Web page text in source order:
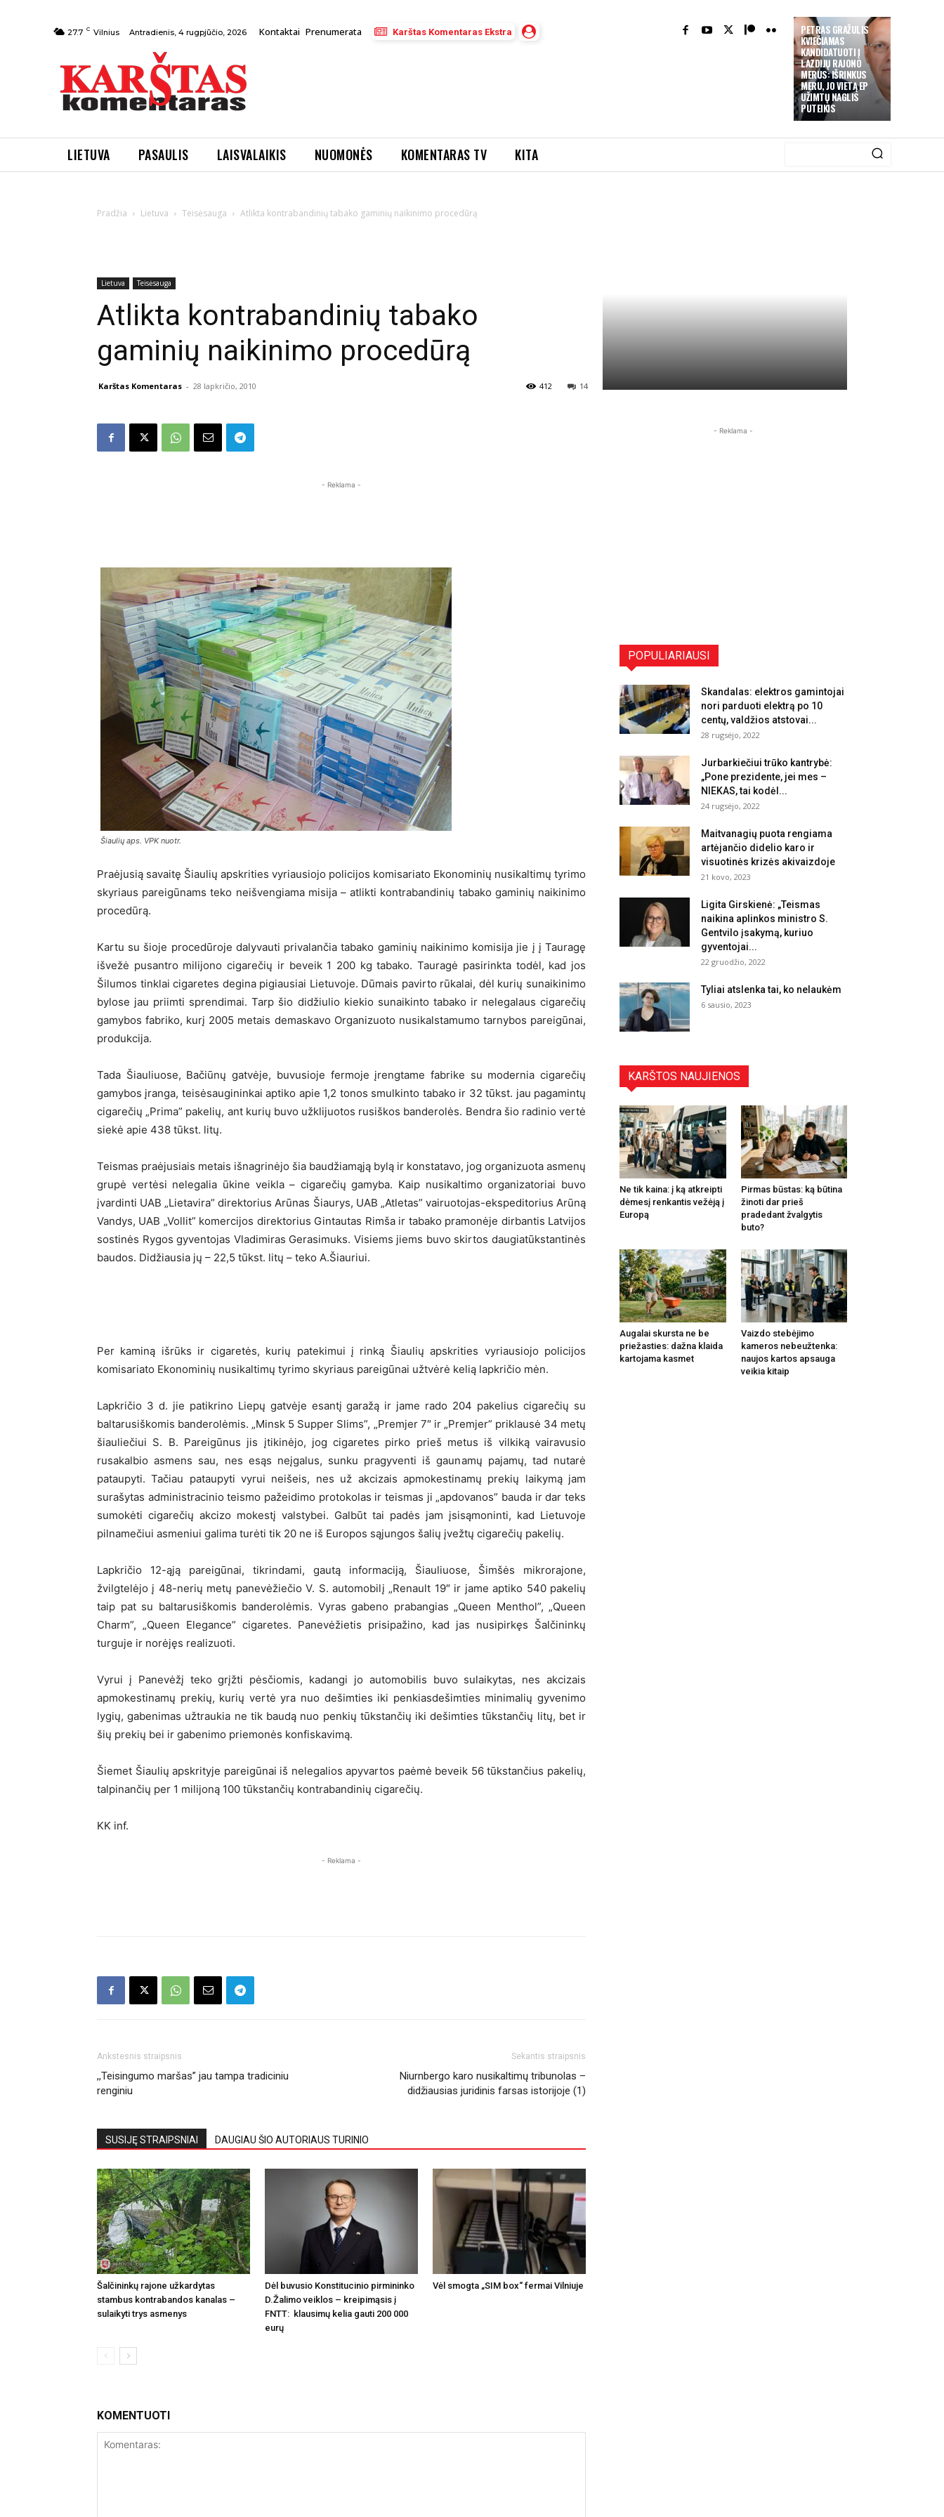
PETRAS GRAŽULIS
KVIEČIAMAS
KANDIDATUOTI Į
LAZDIJŲ RAJONO
MERUS: IŠRINKUS
MERU, JO VIETĄ EP
UŽIMTŲ NAGLIS
PUTEIKIS
27.7 C Vilnius Antradienis, 4 rugpjūčio, 2026 Kontaktai Prenumerata Karštas Komentaras Ekstra
LIETUVA PASAULIS LAISVALAIKIS NUOMONĖS KOMENTARAS TV KITA
Pradžia Lietuva Teisėsauga Atlikta kontrabandinių tabako gaminių naikinimo procedūrą
Lietuva Teisėsauga
Atlikta kontrabandinių tabako
gaminių naikinimo procedūrą
Karštas Komentaras - 28 lapkričio, 2010 14
412
- Reklama -
Šiaulių aps. VPK nuotr.
Praėjusią savaitę Šiaulių apskrities vyriausiojo policijos komisariato Ekonominių nusikaltimų tyrimo
skyriaus pareigūnams teko neišvengiama misija – atlikti kontrabandinių tabako gaminių naikinimo
procedūrą.
Kartu su šioje procedūroje dalyvauti privalančia tabako gaminių naikinimo komisija jie į į Tauragę
išvežė pusantro milijono cigarečių ir beveik 1 200 kg tabako. Tauragė pasirinkta todėl, kad jos
Šilumos tinklai cigaretes degina pigiausiai Lietuvoje. Dūmais pavirto rūkalai, dėl kurių sunaikinimo
bylose jau priimti sprendimai. Tarp šio didžiulio kiekio sunaikinto tabako ir nelegalaus cigarečių
gamybos fabriko, kurį 2005 metais demaskavo Organizuoto nusikalstamumo tarnybos pareigūnai,
produkcija.
Tada Šiauliuose, Bačiūnų gatvėje, buvusioje fermoje įrengtame fabrike su modernia cigarečių
gamybos įranga, teisėsaugininkai aptiko apie 1,2 tonos smulkinto tabako ir 32 tūkst. jau pagamintų
cigarečių „Prima” pakelių, ant kurių buvo užklijuotos rusiškos banderolės. Bendra šio radinio vertė
siekė apie 438 tūkst. litų.
Teismas praėjusiais metais išnagrinėjo šia baudžiamąją bylą ir konstatavo, jog organizuota asmenų
grupė vertėsi nelegalia ūkine veikla – cigarečių gamyba. Kaip nusikaltimo organizatoriai buvo
įvardinti UAB „Lietavira” direktorius Arūnas Šiaurys, UAB „Atletas” vairuotojas-ekspeditorius Arūną
Vandys, UAB „Vollit” komercijos direktorius Gintautas Rimša ir tabako pramonėje dirbantis Latvijos
sostinės Rygos gyventojas Vladimiras Gerasimuks. Visiems jiems buvo skirtos daugiatūkstantinės
baudos. Didžiausia jų – 22,5 tūkst. litų – teko A.Šiauriui.
Per kaminą išrūks ir cigaretės, kurių patekimui į rinką Šiaulių apskrities vyriausiojo policijos
komisariato Ekonominių nusikaltimų tyrimo skyriaus pareigūnai užtvėrė kelią lapkričio mėn.
Lapkričio 3 d. jie patikrino Liepų gatvėje esantį garažą ir jame rado 204 pakelius cigarečių su
baltarusiškomis banderolėmis. „Minsk 5 Supper Slims”, „Premjer 7″ ir „Premjer” priklausė 34 metų
šiauliečiui S. B. Pareigūnus jis įtikinėjo, jog cigaretes pirko prieš metus iš vilkiką vairavusio
rusakalbio asmens sau, nes esąs neįgalus, sunku pragyventi iš gaunamų pajamų, tad nutarė
pataupyti. Tačiau pataupyti vyrui neišeis, nes už akcizais apmokestinamų prekių laikymą jam
surašytas administracinio teismo pažeidimo protokolas ir teismas ji „apdovanos” bauda ir dar teks
sumokėti cigarečių akcizo mokestį valstybei. Galbūt tai padės jam įsisąmoninti, kad Lietuvoje
pilnamečiui asmeniui galima turėti tik 20 ne iš Europos sąjungos šalių įvežtų cigarečių pakelių.
Lapkričio 12-ąją pareigūnai, tikrindami, gautą informaciją, Šiauliuose, Šimšės mikrorajone,
žvilgtelėjo į 48-nerių metų panevėžiečio V. S. automobilį „Renault 19″ ir jame aptiko 540 pakelių
taip pat su baltarusiškomis banderolėmis. Vyras gabeno prabangias „Queen Menthol”, „Queen
Charm”, „Queen Elegance” cigaretes. Panevėžietis prisipažino, kad jas nusipirkęs Šalčininkų
turguje ir norėjęs realizuoti.
Vyrui į Panevėžį teko grįžti pėsčiomis, kadangi jo automobilis buvo sulaikytas, nes akcizais
apmokestinamų prekių, kurių vertė yra nuo dešimties iki penkiasdešimties minimalių gyvenimo
lygių, gabenimas užtraukia ne tik baudą nuo penkių tūkstančių iki dešimties tūkstančių litų, bet ir
šių prekių bei ir gabenimo priemonės konfiskavimą.
Šiemet Šiaulių apskrityje pareigūnai iš nelegalios apyvartos paėmė beveik 56 tūkstančius pakelių,
talpinančių per 1 milijoną 100 tūkstančių kontrabandinių cigarečių.
KK inf.
- Reklama -
Ankstesnis straipsnis
,,Teisingumo maršas” jau tampa tradiciniu
renginiu
Sekantis straipsnis
Niurnbergo karo nusikaltimų tribunolas –
didžiausias juridinis farsas istorijoje (1)
SUSIJĘ STRAIPSNIAI DAUGIAU ŠIO AUTORIAUS TURINIO
Šalčininkų rajone užkardytas
stambus kontrabandos kanalas –
sulaikyti trys asmenys
Dėl buvusio Konstitucinio pirmininko
D.Žalimo veiklos – kreipimąsis į
FNTT: klausimų kelia gauti 200 000
eurų
Vėl smogta „SIM box“ fermai Vilniuje
KOMENTUOTI
- Reklama -
POPULIARIAUSI
Skandalas: elektros gamintojai
nori parduoti elektrą po 10
centų, valdžios atstovai...
28 rugsėjo, 2022
Jurbarkiečiui trūko kantrybė:
„Pone prezidente, jei mes –
NIEKAS, tai kodėl...
24 rugsėjo, 2022
Maitvanagių puota rengiama
artėjančio didelio karo ir
visuotinės krizės akivaizdoje
21 kovo, 2023
Ligita Girskienė: „Teismas
naikina aplinkos ministro S.
Gentvilo įsakymą, kuriuo
gyventojai...
22 gruodžio, 2022
Tyliai atslenka tai, ko nelaukėm
6 sausio, 2023
KARŠTOS NAUJIENOS
Ne tik kaina: į ką atkreipti
dėmesį renkantis vežėją į
Europą
Pirmas būstas: ką būtina
žinoti dar prieš
pradedant žvalgytis
buto?
Augalai skursta ne be
priežasties: dažna klaida
kartojama kasmet
Vaizdo stebėjimo
kameros nebeužtenka:
naujos kartos apsauga
veikia kitaip